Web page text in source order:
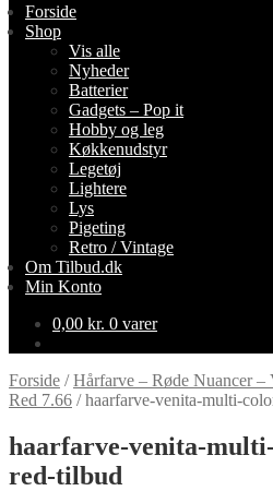
Forside
Shop
Vis alle
Nyheder
Batterier
Gadgets – Pop it
Hobby og leg
Køkkenudstyr
Legetøj
Lightere
Lys
Pigeting
Retro / Vintage
Om Tilbud.dk
Min Konto
0,00 kr. 0 varer
Forside /Hårfarve – Røde Nuancer
Red 7.66 /haarfarve-venita-multi-
haarfarve-venita-
red-tilbud